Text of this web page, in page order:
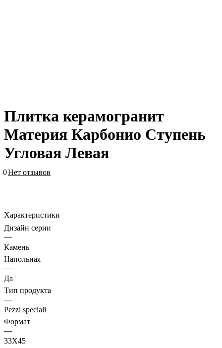
Плитка керамогранит
Материя Карбонио Ступень
Угловая Левая
0Нет отзывов
Характеристики
Дизайн серии
—
Камень
Напольная
—
Да
Тип продукта
—
Pezzi speciali
Формат
—
33X45